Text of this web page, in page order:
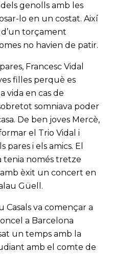
genolls amb les
lo en un costat. Així
torçament
no havien de patir.
Francesc Vidal
filles perquè es
vida en cas de
somniava poder
De ben joves Mercè,
el Trio Vidal i
pares i els amics. El
tenia només tretze
èxit un concert en
Güell.
Casals va començar a
a Barcelona
un temps amb la
amb el comte de